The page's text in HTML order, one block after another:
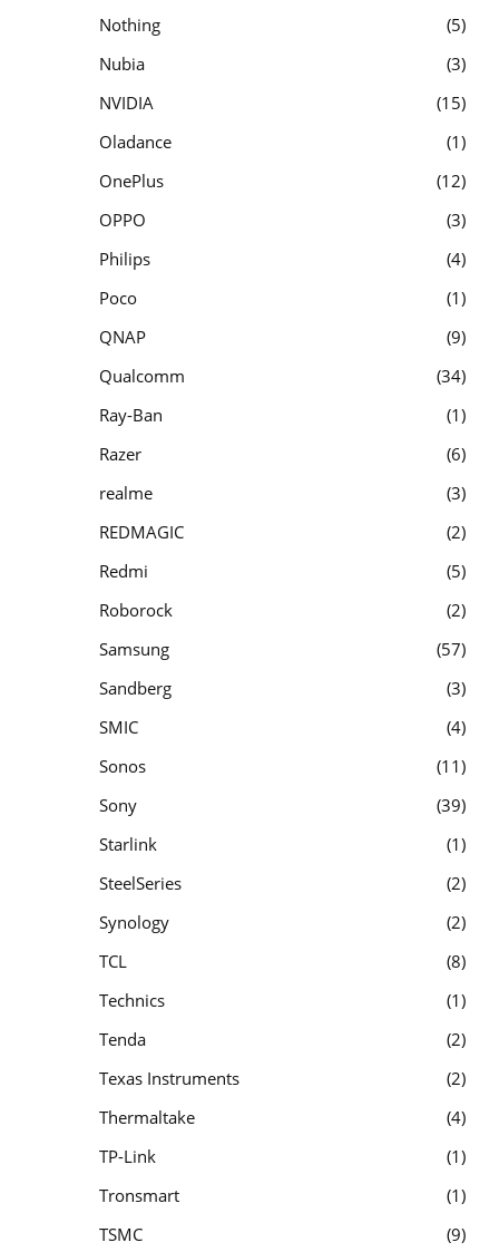
Nothing
5
Nubia
3
NVIDIA
15
Oladance
1
OnePlus
12
OPPO
3
Philips
4
Poco
1
QNAP
9
Qualcomm
34
Ray-Ban
1
Razer
6
realme
3
REDMAGIC
2
Redmi
5
Roborock
2
Samsung
57
Sandberg
3
SMIC
4
Sonos
11
Sony
39
Starlink
1
SteelSeries
2
Synology
2
TCL
8
Technics
1
Tenda
2
Texas Instruments
2
Thermaltake
4
TP-Link
1
Tronsmart
1
TSMC
9